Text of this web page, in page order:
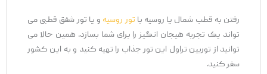
رفتن به قطب شمال یا روسیه باتور روسیهو یا تور شفق قطبی می
تواند یک تجربه هیجان انگیز را برای شما بسازد. همین حالا می
توانید از توربین تراول این تور جذاب را تهیه کنید و به این کشور
سفر کنید.